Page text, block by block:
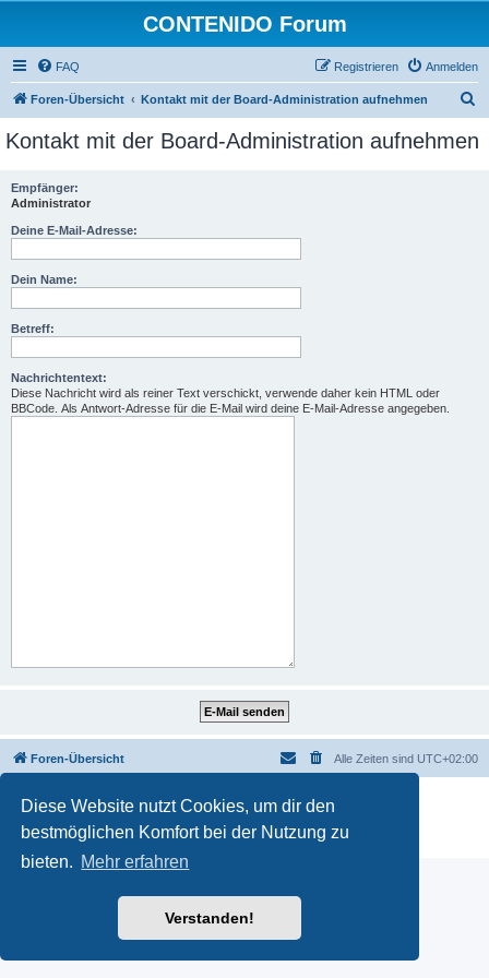
Diese Website nutzt Cookies, um dir den
bestmöglichen Komfort bei der Nutzung zu
bieten. Mehr erfahren
Verstanden!
CONTENIDO Forum
FAQ Anmelden
Registrieren
Foren-Übersicht Kontakt mit der Board-Administration aufnehmen
c
Kontakt mit der Board-Administration aufnehmen
Empfänger:
Administrator
Deine E-Mail-Adresse:
Dein Name:
Betreff:
Nachrichtentext:
Diese Nachricht wird als reiner Text verschickt, verwende daher kein HTML oder
BBCode. Als Antwort-Adresse für die E-Mail wird deine E-Mail-Adresse angegeben.
Foren-Übersicht Alle Zeiten sind UTC+02:00
Powered by phpBB
® Forum Software © phpBB Limited
Deutsche Übersetzung durch
Datenschutz|Nutzungsbedingungen